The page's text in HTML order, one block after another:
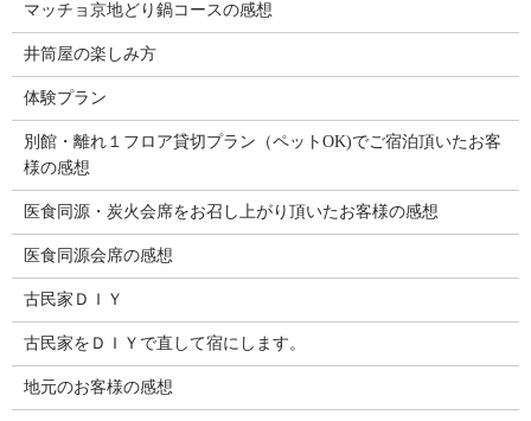
マッチョ京地どり鍋コースの感想
井筒屋の楽しみ方
体験プラン
別館・離れ１フロア貸切プラン（ペットOK)でご宿泊頂いたお客
様の感想
医食同源・炭火会席をお召し上がり頂いたお客様の感想
医食同源会席の感想
古民家ＤＩＹ
古民家をＤＩＹで直して宿にします。
地元のお客様の感想